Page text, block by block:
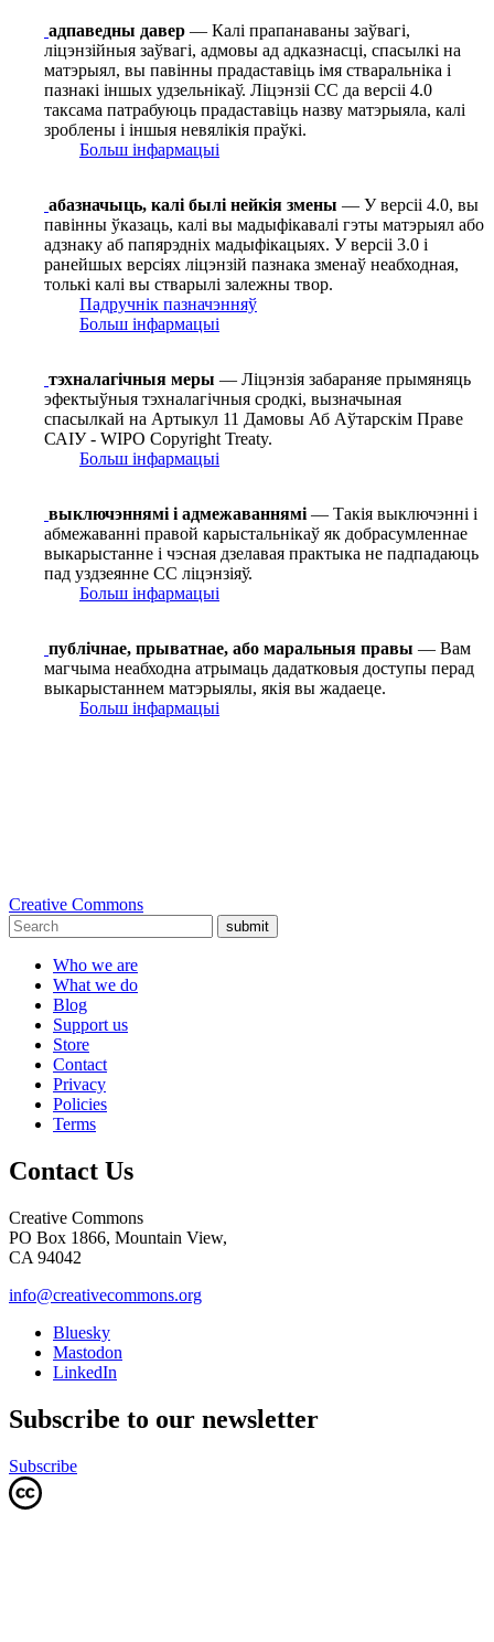
адпаведны давер — Калі прапанаваны заўвагі,
ліцэнзійныя заўвагі, адмовы ад адказнасці, спасылкі на
матэрыял, вы павінны прадаставіць імя стваральніка і
пазнакі іншых удзельнікаў. Ліцэнзіі СС да версіі 4.0
таксама патрабуюць прадаставіць назву матэрыяла, калі
зроблены і іншыя невялікія праўкі.
Больш інфармацыі
абазначыць, калі былі нейкія змены — У версіі 4.0, вы
павінны ўказаць, калі вы мадыфікавалі гэты матэрыял або
адзнаку аб папярэдніх мадыфікацыях. У версіі 3.0 і
ранейшых версіях ліцэнзій пазнака зменаў неабходная,
толькі калі вы стварылі залежны твор.
Падручнік пазначэнняў
Больш інфармацыі
тэхналагічныя меры — Ліцэнзія забараняе прымяняць
эфектыўныя тэхналагічныя сродкі, вызначыная
спасылкай на Артыкул 11 Дамовы Аб Аўтарскім Праве
САІУ - WIPO Copyright Treaty.
Больш інфармацыі
выключэннямі і адмежаваннямі — Такія выключэнні і
абмежаванні правой карыстальнікаў як добрасумленнае
выкарыстанне і чэсная дзелавая практыка не падпадаюць
пад уздзеянне СС ліцэнзіяў.
Больш інфармацыі
публічнае, прыватнае, або маральныя правы — Вам
магчыма неабходна атрымаць дадатковыя доступы перад
выкарыстаннем матэрыялы, якія вы жадаеце.
Больш інфармацыі
Creative Commons
submit
Who we are
What we do
Blog
Support us
Store
Contact
Privacy
Policies
Terms
Contact Us
Creative Commons
PO Box 1866, Mountain View,
CA 94042
info@creativecommons.org
Bluesky
Mastodon
LinkedIn
Subscribe to our newsletter
Subscribe